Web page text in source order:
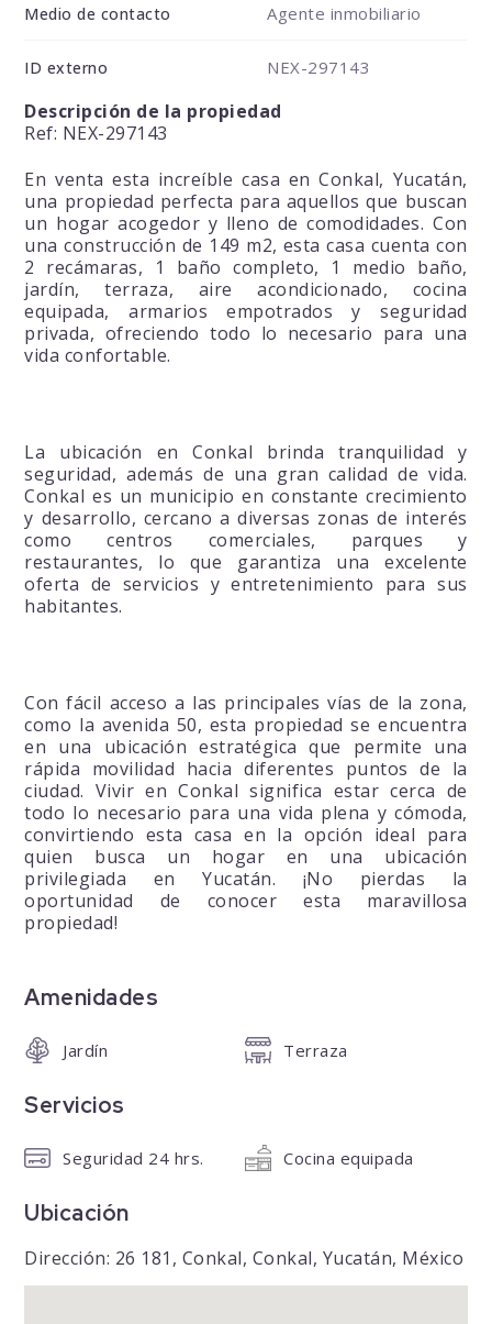
Medio de contacto Agente inmobiliario
ID externo NEX-297143
Descripción de la propiedad
Ref: NEX-297143
En venta esta increíble casa en Conkal, Yucatán,
una propiedad perfecta para aquellos que buscan
un hogar acogedor y lleno de comodidades. Con
una construcción de 149 m2, esta casa cuenta con
2 recámaras, 1 baño completo, 1 medio baño,
jardín, terraza, aire acondicionado, cocina
equipada, armarios empotrados y seguridad
privada, ofreciendo todo lo necesario para una
vida confortable.
La ubicación en Conkal brinda tranquilidad y
seguridad, además de una gran calidad de vida.
Conkal es un municipio en constante crecimiento
y desarrollo, cercano a diversas zonas de interés
como centros comerciales, parques y
restaurantes, lo que garantiza una excelente
oferta de servicios y entretenimiento para sus
habitantes.
Con fácil acceso a las principales vías de la zona,
como la avenida 50, esta propiedad se encuentra
en una ubicación estratégica que permite una
rápida movilidad hacia diferentes puntos de la
ciudad. Vivir en Conkal significa estar cerca de
todo lo necesario para una vida plena y cómoda,
convirtiendo esta casa en la opción ideal para
quien busca un hogar en una ubicación
privilegiada en Yucatán. ¡No pierdas la
oportunidad de conocer esta maravillosa
propiedad!
Amenidades
Jardín Terraza
Servicios
Seguridad 24 hrs. Cocina equipada
Ubicación
Dirección: 26 181, Conkal, Conkal, Yucatán, México